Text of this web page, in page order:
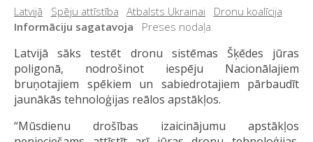
Latvijā
Spēju attīstība Atbalsts Ukrainai
Dronu koalīcija
Informāciju sagatavoja
Preses nodaļa
Latvijā sāks testēt dronu sistēmas Šķēdes jūras
poligonā, nodrošinot iespēju Nacionālajiem
bruņotajiem spēkiem un sabiedrotajiem pārbaudīt
jaunākās tehnoloģijas reālos apstākļos.
“Mūsdienu drošības izaicinājumu apstākļos